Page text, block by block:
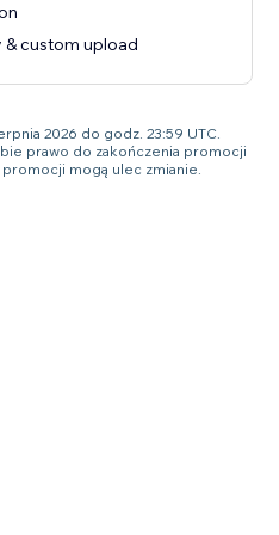
& custom upload
2026 do godz. 23:59 UTC.
prawo do zakończenia promocji
mogą ulec zmianie.